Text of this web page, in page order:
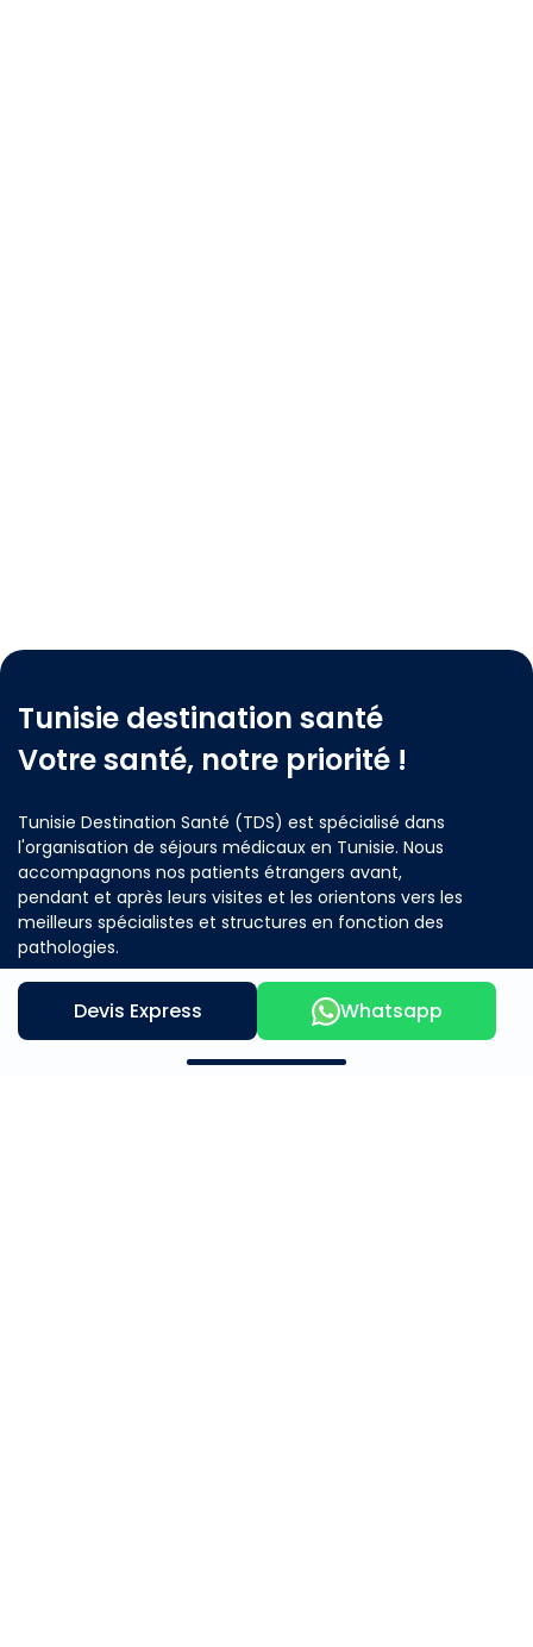
Devis Express Whatsapp
Tunisie destination santé
Votre santé, notre priorité !
Tunisie Destination Santé (TDS) est spécialisé dans
l'organisation de séjours médicaux en Tunisie. Nous
accompagnons nos patients étrangers avant,
pendant et après leurs visites et les orientons vers les
meilleurs spécialistes et structures en fonction des
pathologies.
Contactez nous